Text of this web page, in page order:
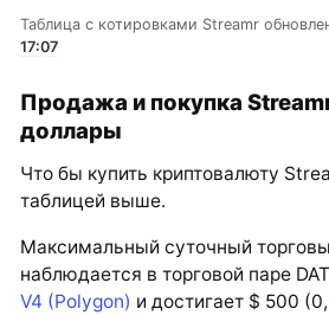
Таблица с котировками Streamr
17:07
Продажа и покупка
доллары
Что бы купить криптовалюту
таблицей выше.
Максимальный суточный
наблюдается в торговой паре
V4 (Polygon) и достигает $ 500